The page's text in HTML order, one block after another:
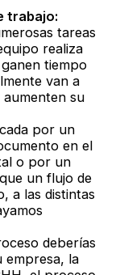
trabajo:
tareas
realiza
tiempo
van a
su
por un
en el
o por un
un flujo de
a las distintas
deberías
empresa, la